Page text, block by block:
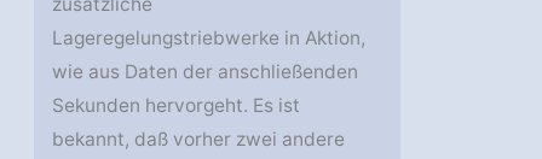
Lageregelungstriebwerke in Aktion,
wie aus Daten der anschließenden
Sekunden hervorgeht. Es ist
bekannt, daß vorher zwei andere